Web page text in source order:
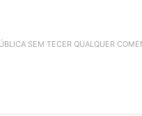
SEM TECER QUALQUER